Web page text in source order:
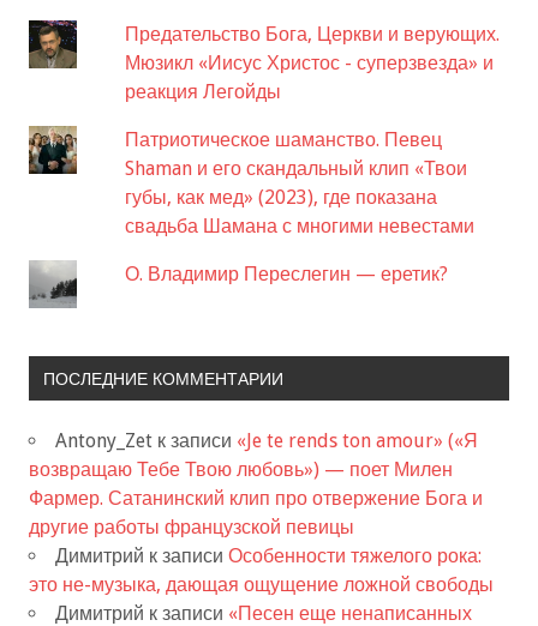
Предательство Бога, Церкви и верующих.
Мюзикл «Иисус Христос - суперзвезда» и
реакция Легойды
Патриотическое шаманство. Певец
Shaman и его скандальный клип «Твои
губы, как мед» (2023), где показана
свадьба Шамана с многими невестами
О. Владимир Переслегин — еретик?
ПОСЛЕДНИЕ КОММЕНТАРИИ
Antony_Zet к записи «Je te rends ton amour» («Я
возвращаю Тебе Твою любовь») — поет Милен
Фармер. Сатанинский клип про отвержение Бога и
другие работы французской певицы
Димитрий к записи Особенности тяжелого рока:
это не-музыка, дающая ощущение ложной свободы
Димитрий к записи «Песен еще ненаписанных